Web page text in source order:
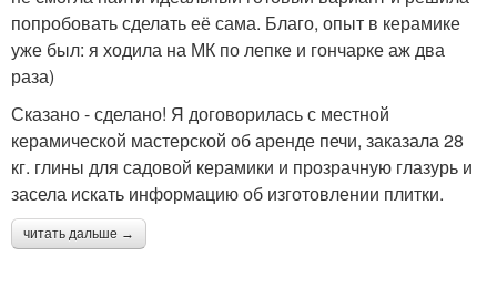
попробовать сделать её сама. Благо, опыт в керамике
уже был: я ходила на МК по лепке и гончарке аж два
раза)
Сказано - сделано! Я договорилась с местной
керамической мастерской об аренде печи, заказала 28
кг. глины для садовой керамики и прозрачную глазурь и
засела искать информацию об изготовлении плитки.
читать дальше →